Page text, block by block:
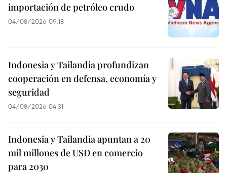
importación de petróleo crudo
04/08/2026 09:18
Indonesia y Tailandia profundizan
cooperación en defensa, economía y
seguridad
04/08/2026 04:31
Indonesia y Tailandia apuntan a 20
mil millones de USD en comercio
para 2030